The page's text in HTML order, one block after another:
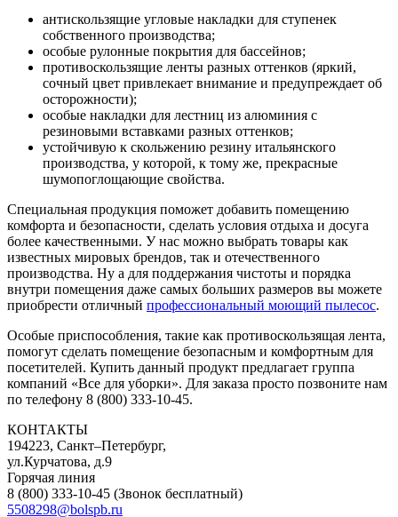
антискользящие угловые накладки для ступенек
собственного производства;
особые рулонные покрытия для бассейнов;
противоскользящие ленты разных оттенков (яркий,
сочный цвет привлекает внимание и предупреждает об
осторожности);
особые накладки для лестниц из алюминия с
резиновыми вставками разных оттенков;
устойчивую к скольжению резину итальянского
производства, у которой, к тому же, прекрасные
шумопоглощающие свойства.
Специальная продукция поможет добавить помещению
комфорта и безопасности, сделать условия отдыха и досуга
более качественными. У нас можно выбрать товары как
известных мировых брендов, так и отечественного
производства. Ну а для поддержания чистоты и порядка
внутри помещения даже самых больших размеров вы можете
приобрести отличный профессиональный моющий пылесос.
Особые приспособления, такие как противоскользящая лента,
помогут сделать помещение безопасным и комфортным для
посетителей. Купить данный продукт предлагает группа
компаний «Все для уборки». Для заказа просто позвоните нам
по телефону 8 (800) 333-10-45.
КОНТАКТЫ
194223, Санкт–Петербург,
ул.Курчатова, д.9
Горячая линия
8 (800) 333-10-45 (Звонок бесплатный)
5508298@bolspb.ru